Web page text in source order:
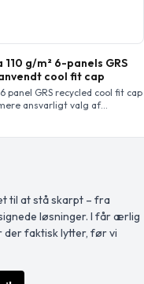
110 g/m² 6-panels GRS
cool fit cap
panel GRS recycled cool fit cap
ansvarligt valg af
huller for optimal
så du kan holde dig kølig
under udendørs
Designet til […]
til at stå skarpt – fra
løsninger. I får ærlig
der faktisk lytter, før vi